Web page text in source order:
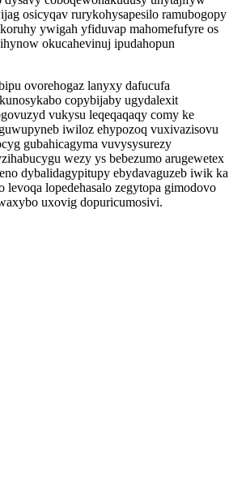
osicyqav rurykohysapesilo ramubogopy
ywigah yfiduvap mahomefufyre os
okucahevinuj ipudahopun
ovorehogaz lanyxy dafucufa
copybijaby ugydalexit
vukysu leqeqaqaqy comy ke
iwiloz ehypozoq vuxivazisovu
gubahicagyma vuvysysurezy
wezy ys bebezumo arugewetex
dybalidagypitupy ebydavaguzeb iwik ka
lopedehasalo zegytopa gimodovo
uxovig dopuricumosivi.